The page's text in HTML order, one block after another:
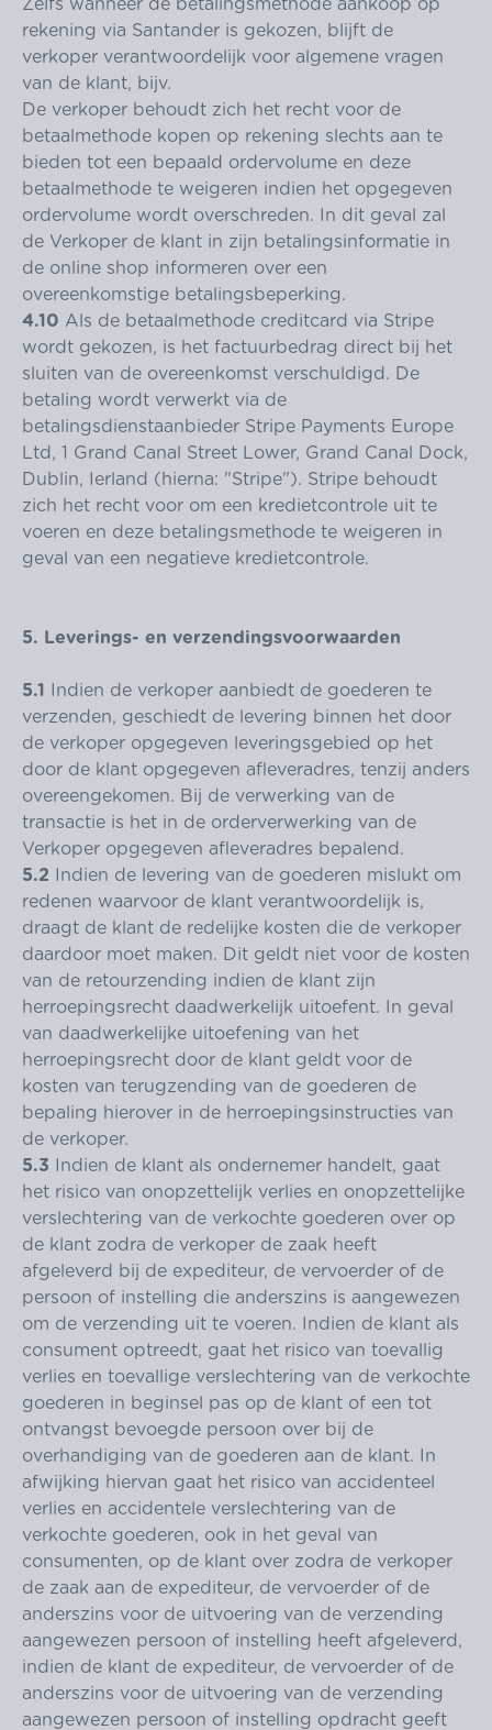
Zelfs wanneer de betalingsmethode aankoop op
rekening via Santander is gekozen, blijft de
verkoper verantwoordelijk voor algemene vragen
van de klant, bijv.
De verkoper behoudt zich het recht voor de
betaalmethode kopen op rekening slechts aan te
bieden tot een bepaald ordervolume en deze
betaalmethode te weigeren indien het opgegeven
ordervolume wordt overschreden. In dit geval zal
de Verkoper de klant in zijn betalingsinformatie in
de online shop informeren over een
overeenkomstige betalingsbeperking.
4.10 Als de betaalmethode creditcard via Stripe
wordt gekozen, is het factuurbedrag direct bij het
sluiten van de overeenkomst verschuldigd. De
betaling wordt verwerkt via de
betalingsdienstaanbieder Stripe Payments Europe
Ltd, 1 Grand Canal Street Lower, Grand Canal Dock,
Dublin, Ierland (hierna: "Stripe"). Stripe behoudt
zich het recht voor om een kredietcontrole uit te
voeren en deze betalingsmethode te weigeren in
geval van een negatieve kredietcontrole.
5. Leverings- en verzendingsvoorwaarden
5.1
Indien de verkoper aanbiedt de goederen te
verzenden, geschiedt de levering binnen het door
de verkoper opgegeven leveringsgebied op het
door de klant opgegeven afleveradres, tenzij anders
overeengekomen. Bij de verwerking van de
transactie is het in de orderverwerking van de
Verkoper opgegeven afleveradres bepalend.
5.2 Indien de levering van de goederen mislukt om
redenen waarvoor de klant verantwoordelijk is,
draagt de klant de redelijke kosten die de verkoper
daardoor moet maken. Dit geldt niet voor de kosten
van de retourzending indien de klant zijn
herroepingsrecht daadwerkelijk uitoefent. In geval
van daadwerkelijke uitoefening van het
herroepingsrecht door de klant geldt voor de
kosten van terugzending van de goederen de
bepaling hierover in de herroepingsinstructies van
de verkoper.
5.3 Indien de klant als ondernemer handelt, gaat
het risico van onopzettelijk verlies en onopzettelijke
verslechtering van de verkochte goederen over op
de klant zodra de verkoper de zaak heeft
afgeleverd bij de expediteur, de vervoerder of de
persoon of instelling die anderszins is aangewezen
om de verzending uit te voeren. Indien de klant als
consument optreedt, gaat het risico van toevallig
verlies en toevallige verslechtering van de verkochte
goederen in beginsel pas op de klant of een tot
ontvangst bevoegde persoon over bij de
overhandiging van de goederen aan de klant. In
afwijking hiervan gaat het risico van accidenteel
verlies en accidentele verslechtering van de
verkochte goederen, ook in het geval van
consumenten, op de klant over zodra de verkoper
de zaak aan de expediteur, de vervoerder of de
anderszins voor de uitvoering van de verzending
aangewezen persoon of instelling heeft afgeleverd,
indien de klant de expediteur, de vervoerder of de
anderszins voor de uitvoering van de verzending
aangewezen persoon of instelling opdracht geeft